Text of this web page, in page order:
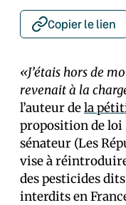
Copier le lien
«J’étais hors de
revenait à la
l’auteur dela
proposition de loi
sénateur (Les
vise à
des pesticides dits
interdits en